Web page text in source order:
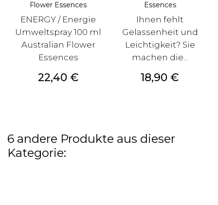
Flower Essences
ENERGY / Energie
Umweltspray 100 ml
Australian Flower
Essences
Preis
22,40 €
Essences
Ihnen fehlt
Gelassenheit und
Leichtigkeit? Sie
machen die...
Preis
18,90 €
6 andere Produkte aus dieser
Kategorie: